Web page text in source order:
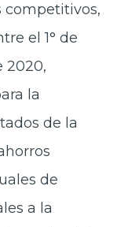
competitivos,
el 1° de
2020,
la
de la
de
a la